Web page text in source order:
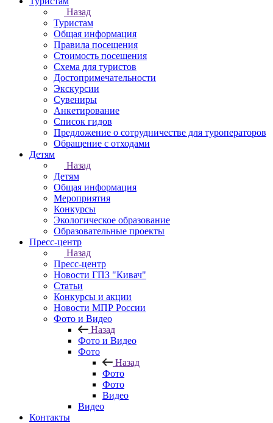
Назад
Туристам
Общая информация
Правила посещения
Стоимость посещения
Схема для туристов
Достопримечательности
Экскурсии
Сувениры
Анкетирование
Список гидов
Предложение о сотрудничестве для туроператоров
Обращение с отходами
Детям
Назад
Детям
Общая информация
Мероприятия
Конкурсы
Экологическое образование
Образовательные проекты
Пресс-центр
Назад
Пресс-центр
Новости ГПЗ "Кивач"
Статьи
Конкурсы и акции
Новости МПР России
Фото и Видео
Назад
Фото и Видео
Фото
Назад
Фото
Фото
Видео
Видео
Контакты